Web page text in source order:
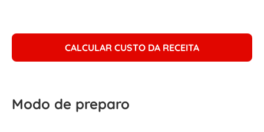
CALCULAR CUSTO DA RECEITA
Modo de preparo